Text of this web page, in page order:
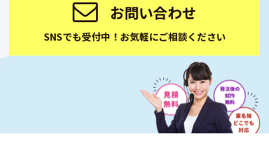
お問い合わせ
SNSでも受付中！お気軽にご相談ください